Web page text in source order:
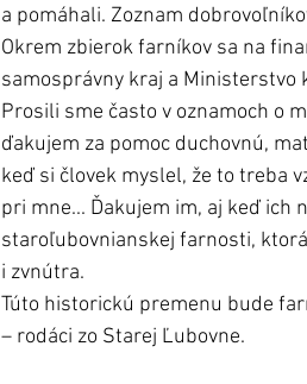
a pomáhali. Zoznam
Okrem zbierok farníkov sa na
samosprávny kraj a
Prosili sme často v oznamoch o
ďakujem za pomoc duchovnú,
keď si človek myslel, že to treba
pri mne... Ďakujem im, aj keď ich
staroľubovnianskej farnosti,
i zvnútra.
Túto historickú premenu bude
– rodáci zo Starej Ľubovne.